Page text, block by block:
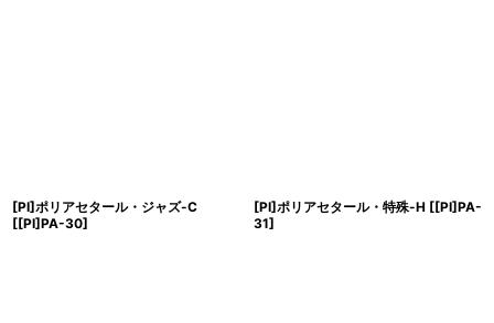
[PI]ポリアセタール・ジャズ-C
[[PI]PA-30]
[PI]ポリアセタール・特殊-H [[PI]PA-
31]